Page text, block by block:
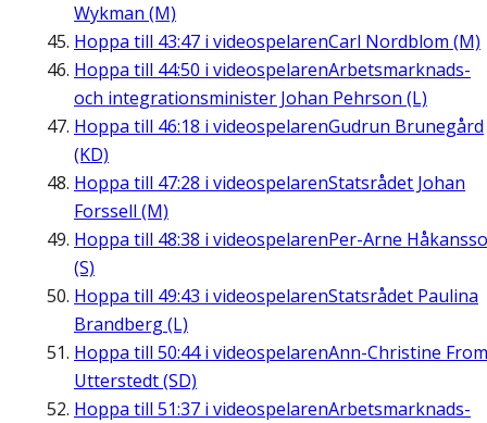
Wykman (M)
Hoppa till 43:47 i videospelarenCarl Nordblom (M)
Hoppa till 44:50 i videospelarenArbetsmarknads-
och integrationsminister Johan Pehrson (L)
Hoppa till 46:18 i videospelarenGudrun Brunegård
(KD)
Hoppa till 47:28 i videospelarenStatsrådet Johan
Forssell (M)
Hoppa till 48:38 i videospelarenPer-Arne
(S)
Hoppa till 49:43 i videospelarenStatsrådet Paulina
Brandberg (L)
Hoppa till 50:44i videospelarenAnn-Christine From
Utterstedt (SD)
Hoppa till 51:37 i videospelarenArbetsmarknads-